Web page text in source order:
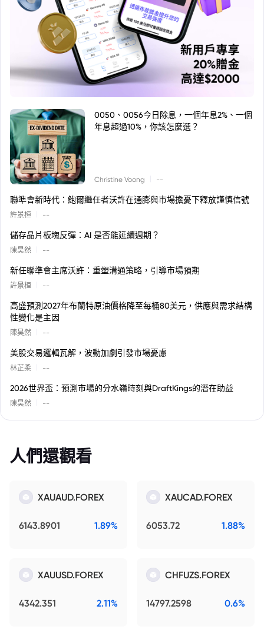
0050、0056今日除息，一個年息2%、一個
年息超過10%，你該怎麼選？
Christine Voong --
聯準會新時代：鮑爾繼任者沃許在通膨與市場擔憂下釋放謹慎信號
許景桓 --
儲存晶片板塊反彈：AI 是否能延續週期？
陳昊然 --
新任聯準會主席沃許：重塑溝通策略，引導市場預期
許景桓 --
高盛預測2027年布蘭特原油價格降至每桶80美元，供應與需求結構
性變化是主因
陳昊然 --
美股交易邏輯瓦解，波動加劇引發市場憂慮
林芷柔 --
2026世界盃：預測市場的分水嶺時刻與DraftKings的潛在助益
陳昊然 --
人們還觀看
XAUAUD.FOREX
6143.8901 1.89%
XAUCAD.FOREX
6053.72 1.88%
XAUUSD.FOREX
4342.351 2.11%
CHFUZS.FOREX
14797.2598 0.6%